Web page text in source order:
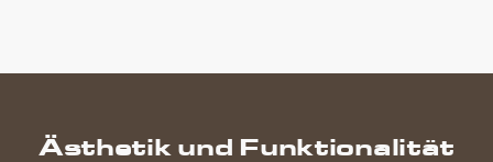
Ästhetik und Funktionalität